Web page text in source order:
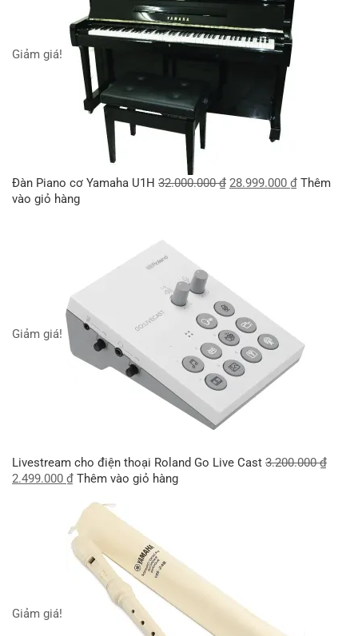
Giảm giá!
Đàn Piano cơ Yamaha U1H 32.000.000₫ 28.999.000 ₫ Thêm
vào giỏ hàng
Giảm giá!
Livestream cho điện thoại Roland Go Live Cast 3.200.000₫
2.499.000 ₫ Thêm vào giỏ hàng
Giảm giá!